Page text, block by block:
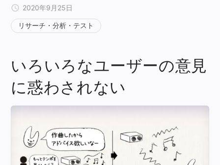
2020年9月25日
リサーチ・分析・テスト
いろいろなユーザーの意見
に惑わされない